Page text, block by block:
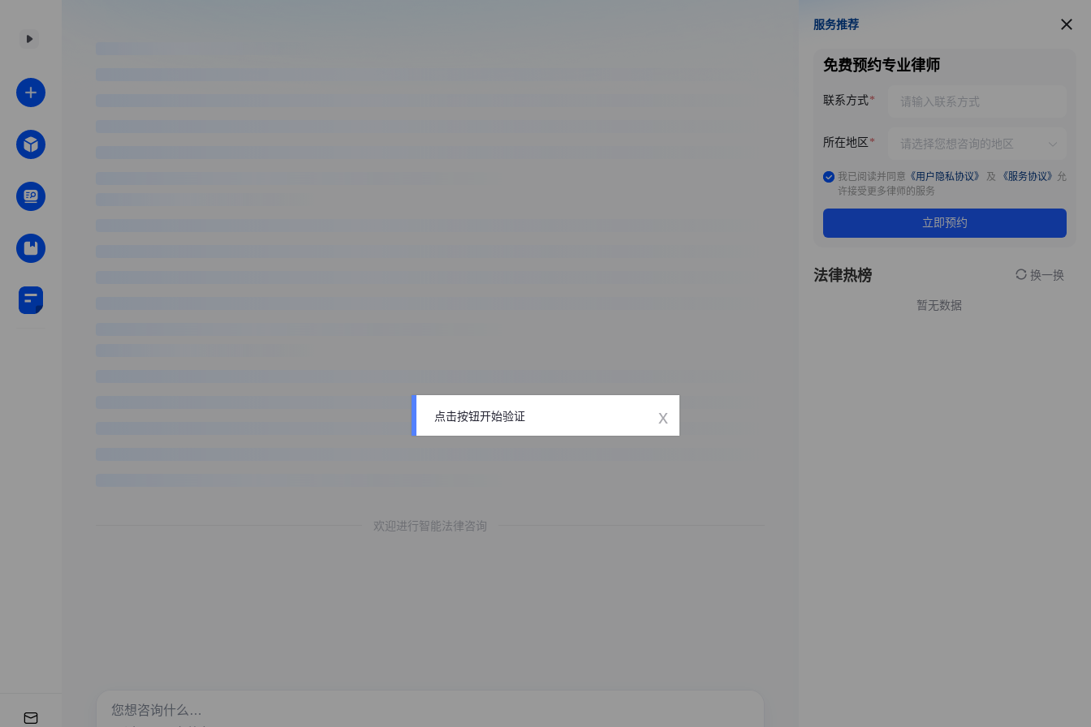
欢迎进行智能法律咨询
服务推荐
服务推荐
免费预约专业律师
联系方式
所在地区
我已阅读并同意 《用户隐私协议》 及 《服务协议》 允
许接受更多律师的服务
立即预约
法律热榜 换一换
暂无数据
点击按钮开始验证 x